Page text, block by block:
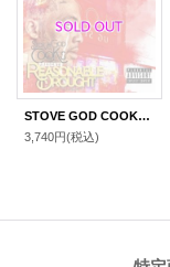
STOVE GOD COOKS / REASONABLE DROUGHT "LP"
3,740円(税込)